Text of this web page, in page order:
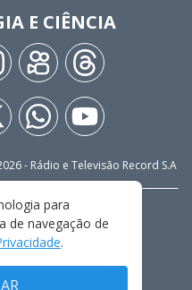
E CIÊNCIA
- Rádio e Televisão Record S.A
PRIVACIDADE
DE USO
para
de navegação de
.